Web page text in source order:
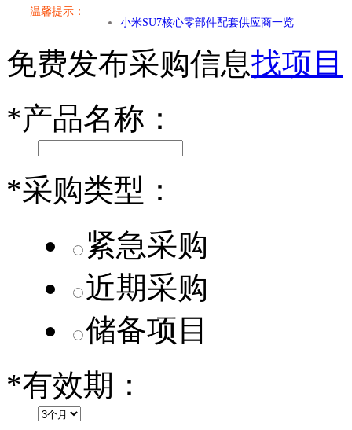
温馨提示：
乐道L60核心零部件配套供应商一览
第二代 AION V核心零部件配套供应商一览
乐道L60核心零部件配套供应商一览
免费发布采购信息找项目
*产品名称：
*采购类型：
紧急采购
近期采购
储备项目
*有效期：